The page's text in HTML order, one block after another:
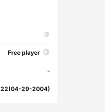
Free player
-
22(04-29-2004)